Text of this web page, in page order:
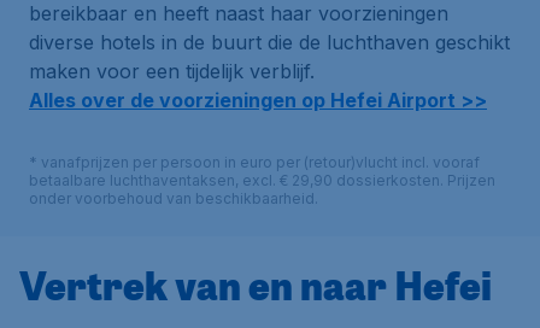
bereikbaar en heeft naast haar voorzieningen
diverse hotels in de buurt die de luchthaven geschikt
maken voor een tijdelijk verblijf.
Alles over de voorzieningen op Hefei Airport >>
* vanafprijzen per persoon in euro per (retour)vlucht incl. vooraf
betaalbare luchthaventaksen, excl. € 29,90 dossierkosten. Prijzen
onder voorbehoud van beschikbaarheid.
Vertrek van en naar Hefei